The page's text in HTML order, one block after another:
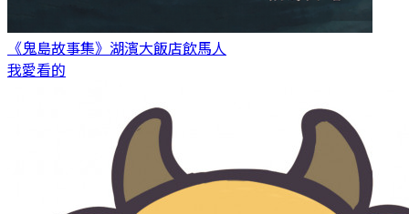
《鬼島故事集》湖濱大飯店飲馬人
我愛看的